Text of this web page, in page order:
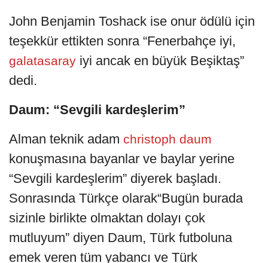
John Benjamin Toshack ise onur ödülü için
teşekkür ettikten sonra “Fenerbahçe iyi,
galatasaray iyi ancak en büyük Beşiktaş”
dedi.
Daum: “Sevgili kardeşlerim”
Alman teknik adam christoph daum
konuşmasına bayanlar ve baylar yerine
“Sevgili kardeşlerim” diyerek başladı.
Sonrasında Türkçe olarak“Bugün burada
sizinle birlikte olmaktan dolayı çok
mutluyum” diyen Daum, Türk futboluna
emek veren tüm yabancı ve Türk